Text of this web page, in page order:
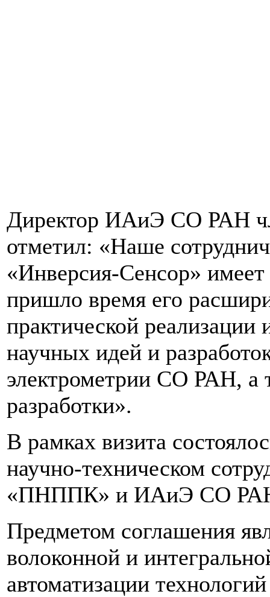
Директор ИАиЭ СО РАН
отметил: «Наше
«Инверсия-Сенсор»
пришло время его
практической реализации
научных идей и
электрометрии СО РАН, а
разработки».
В рамках визита
научно-техническом
«ПНППК» и ИАиЭ СО
Предметом соглашения
волоконной и
автоматизации